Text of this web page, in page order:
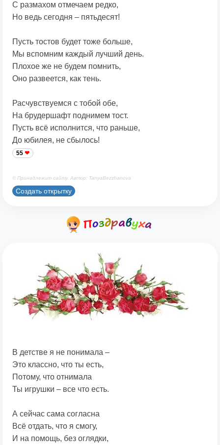
С размахом отмечаем редко,
Но ведь сегодня – пятьдесят!
Пусть тостов будет тоже больше,
Мы вспомним каждый лучший день.
Плохое же не будем помнить,
Оно развеется, как тень.
Расчувствуемся с тобой обе,
На брудершафт поднимем тост.
Пусть всё исполнится, что раньше,
До юбилея, не сбылось!
55
© Принадлежит сайту. Автор: TanyaBezzhanova
Создать открытку
В детстве я не понимала –
Это классно, что ты есть,
Потому, что отнимала
Ты игрушки – все что есть.
А сейчас сама согласна
Всё отдать, что я смогу,
И на помощь, без оглядки,